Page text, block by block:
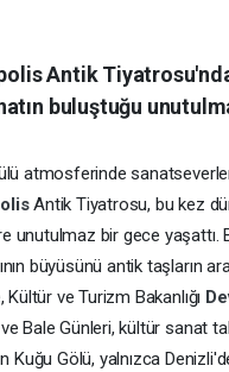
Antik
buluştuğu
atmosferinde
Antik Tiyatrosu, bu kez
unutulmaz bir gece yaşattı.
büyüsünü antik taşların
ve Turizm Bakanlığı
Bale Günleri, kültür sanat
Kuğu Gölü, yalnızca